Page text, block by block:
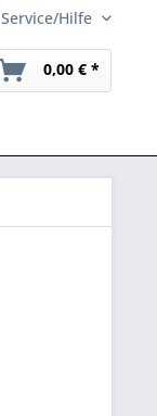
Service/Hilfe
0,00 € *